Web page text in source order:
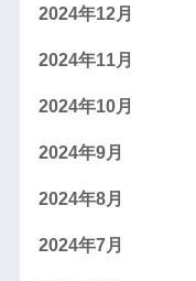
2024年12月
2024年11月
2024年10月
2024年9月
2024年8月
2024年7月